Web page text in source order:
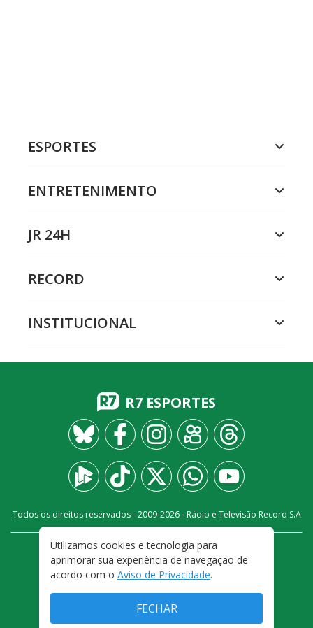
ESPORTES
ENTRETENIMENTO
JR 24H
RECORD
INSTITUCIONAL
R7 ESPORTES
Todos os direitos reservados - 2009-2026- Rádio e Televisão Record S.A
FALE CONOSCO
PRIVACIDADE
TERMOS E CONDIÇÕES DE USO
Utilizamos cookies e tecnologia para
aprimorar sua experiência de navegação de
acordo com o Aviso de Privacidade.
FECHAR